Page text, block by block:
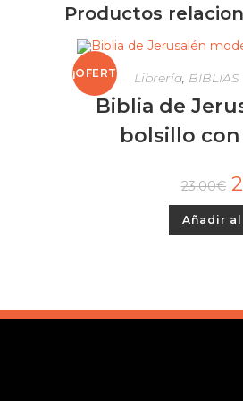
Productos
¡OFERT
A!
Librería, BIBLIAS
Biblia de
bolsillo
23,00€ El
Añadir